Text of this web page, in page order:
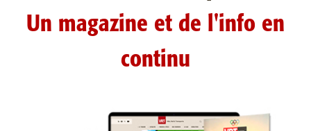
Un magazine et de l'info en
continu